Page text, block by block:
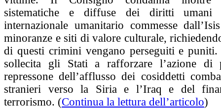
sistematiche e diffuse dei diritti
internazionale umanitario commesse
minoranze e siti di valore culturale,
di questi crimini vengano perseguiti e
sollecita gli Stati a rafforzare l’azione di
repressone dell’afflusso dei cosiddetti
stranieri verso la Siria e l’Iraq e del
terrorismo. (Continua la lettura dell’articolo)